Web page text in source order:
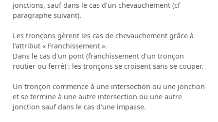
jonctions, sauf dans le cas d'un chevauchement (cf
paragraphe suivant).
Les tronçons gèrent les cas de chevauchement grâce à
l'attribut « Franchissement ».
Dans le cas d'un pont (franchissement d’un tronçon
routier ou ferré) : les tronçons se croisent sans se couper.
Un tronçon commence à une intersection ou une jonction
et se termine à une autre intersection ou une autre
jonction sauf dans le cas d'une impasse.